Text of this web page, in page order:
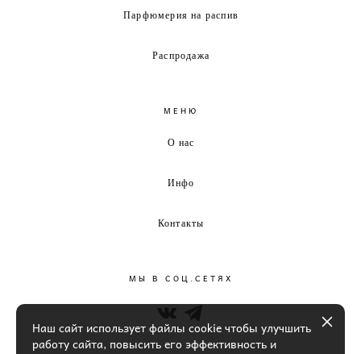
Парфюмерия на распив
Распродажа
МЕНЮ
О нас
Инфо
Контакты
МЫ В СОЦ.СЕТЯХ
Наш сайт использует файлы cookie чтобы улучшить
работу сайта, повысить его эффективность и